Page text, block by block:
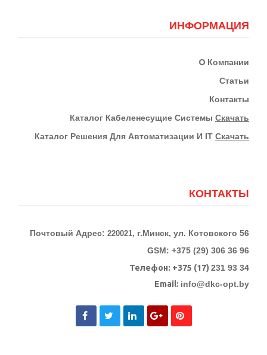
ИНФОРМАЦИЯ
О Компании
Статьи
Контакты
КАталог Кабеленесущие Системы Скачать
Каталог Решения Для Автоматизации И IT Скачать
КОНТАКТЫ
Почтовый Адрес: 220021, г.Минск, ул. Котовского 56
GSM: +375 (29) 306 36 96
Телефон: +375 (17) 231 93 34
Email: info@dkc-opt.by